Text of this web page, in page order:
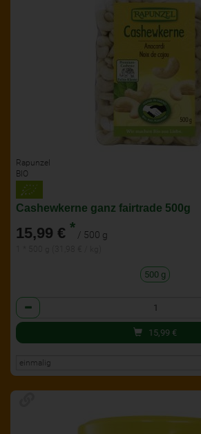
Rapunzel
BIO
Cashewkerne ganz fairtrade 500g
15,99 € * / 500 g
500 g
Anzahl
15,99 €